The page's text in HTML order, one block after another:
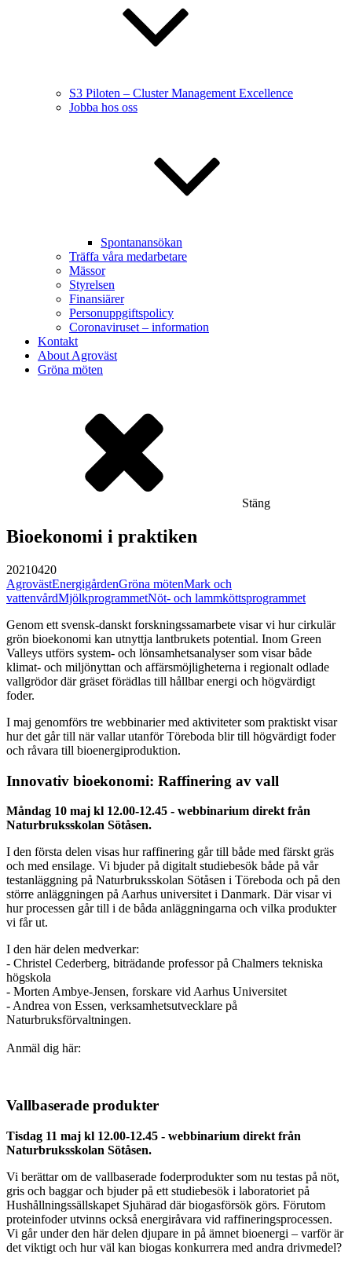
S3 Piloten – Cluster Management Excellence
Jobba hos oss
Spontanansökan
Träffa våra medarbetare
Mässor
Styrelsen
Finansiärer
Personuppgiftspolicy
Coronaviruset – information
Kontakt
About Agroväst
Gröna möten
Stäng
Bioekonomi i praktiken
20210420
AgrovästEnergigårdenGröna mötenMark och
vattenvårdMjölkprogrammetNöt- och lammköttsprogrammet
Genom ett svensk-danskt forskningssamarbete visar vi hur cirkulär
grön bioekonomi kan utnyttja lantbrukets potential. Inom Green
Valleys utförs system- och lönsamhetsanalyser som visar både
klimat- och miljönyttan och affärsmöjligheterna i regionalt odlade
vallgrödor där gräset förädlas till hållbar energi och högvärdigt
foder.
I maj genomförs tre webbinarier med aktiviteter som praktiskt visar
hur det går till när vallar utanför Töreboda blir till högvärdigt foder
och råvara till bioenergiproduktion.
Innovativ bioekonomi: Raffinering av vall
Måndag 10 maj kl 12.00-12.45 - webbinarium direkt från
Naturbruksskolan Sötåsen.
I den första delen visas hur raffinering går till både med färskt gräs
och med ensilage. Vi bjuder på digitalt studiebesök både på vår
testanläggning på Naturbruksskolan Sötåsen i Töreboda och på den
större anläggningen på Aarhus universitet i Danmark. Där visar vi
hur processen går till i de båda anläggningarna och vilka produkter
vi får ut.
I den här delen medverkar:
- Christel Cederberg, biträdande professor på Chalmers tekniska
högskola
- Morten Ambye-Jensen, forskare vid Aarhus Universitet
- Andrea von Essen, verksamhetsutvecklare på
Naturbruksförvaltningen.
Anmäl dig här:
Vallbaserade produkter
Tisdag 11 maj kl 12.00-12.45 - webbinarium direkt från
Naturbruksskolan Sötåsen.
Vi berättar om de vallbaserade foderprodukter som nu testas på nöt,
gris och baggar och bjuder på ett studiebesök i laboratoriet på
Hushållningssällskapet Sjuhärad där biogasförsök görs. Förutom
proteinfoder utvinns också energiråvara vid raffineringsprocessen.
Vi går under den här delen djupare in på ämnet bioenergi – varför är
det viktigt och hur väl kan biogas konkurrera med andra drivmedel?